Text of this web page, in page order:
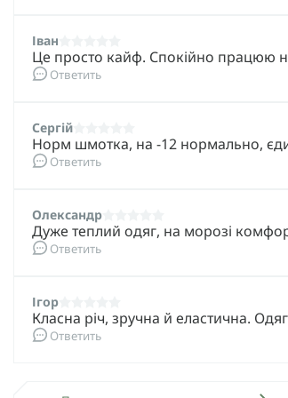
Іван
Це просто кайф. Спокійно працюю на
Ответить
Сергій
Норм шмотка, на -12 нормально,
Ответить
Олександр
Дуже теплий одяг, на морозі
Ответить
Ігор
Класна річ, зручна й еластична.
Ответить